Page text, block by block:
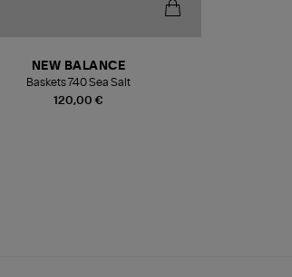
120,00 €
NEW BALANCE
Baskets 740 Sea Salt